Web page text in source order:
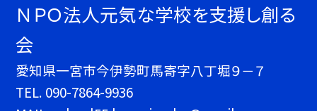
ＮＰＯ法人元気な学校を支援し創る
会
愛知県一宮市今伊勢町馬寄字八丁堀９－７
TEL. 090-7864-9936